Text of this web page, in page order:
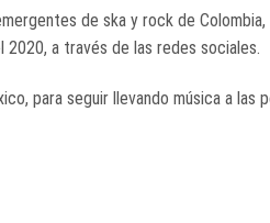
de ska y rock de
2020, a través de las redes sociales.
para seguir llevando música a las